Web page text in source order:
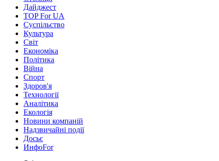
Дайджест
TOP For UA
Суспiльство
Культура
Світ
Економіка
Політика
Війна
Спорт
Здоров'я
Технології
Аналітика
Екологія
Новини компаній
Надзвичайні події
Досьє
ИнфоFor